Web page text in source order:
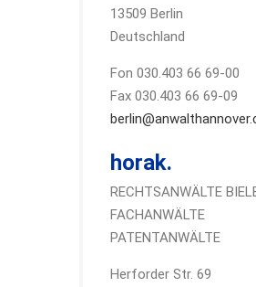
13509 Berlin
Deutschland
Fon 030.403 66 69-00
Fax 030.403 66 69-09
horak.
RECHTSANWÄLTE
FACHANWÄLTE
PATENTANWÄLTE
Herforder Str. 69